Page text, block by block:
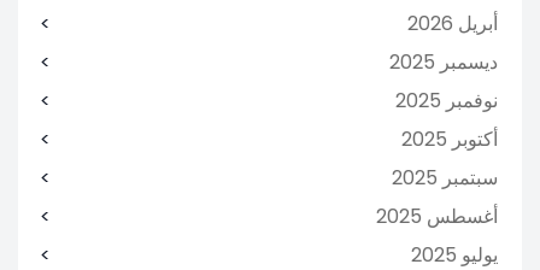
أبريل 2026
ديسمبر 2025
نوفمبر 2025
أكتوبر 2025
سبتمبر 2025
أغسطس 2025
يوليو 2025